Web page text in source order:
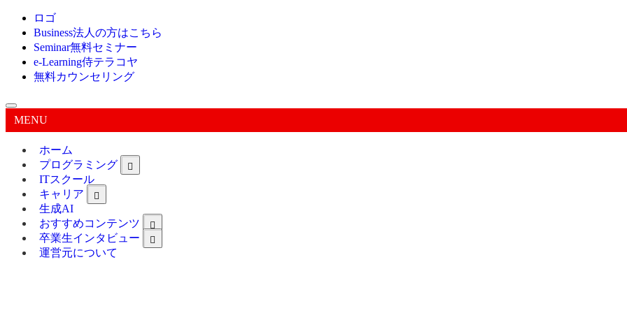
ロゴ
Business法人の方はこちら
Seminar無料セミナー
e-Learning侍テラコヤ
無料カウンセリング
MENU
ホーム
プログラミング
ITスクール
キャリア
生成AI
おすすめコンテンツ
卒業生インタビュー
運営元について